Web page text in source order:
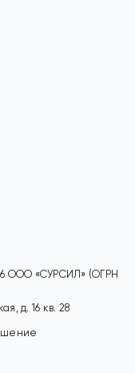
ООО «СУРСИЛ» (ОГРН
д. 16 кв. 28